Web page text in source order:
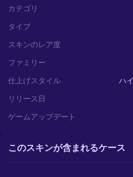
カテゴリ
タイプ
スキンのレア度
ファミリー
仕上げスタイル
ハ
リリース日
ゲームアップデート
このスキンが含まれるケース